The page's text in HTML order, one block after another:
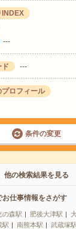
INDEX
---
ド ---
ロフィール
条件の変更
他の検索結果を見る
お仕事情報をさがす
の森駅 肥後大津駅
駅 南熊本駅 武蔵塚駅